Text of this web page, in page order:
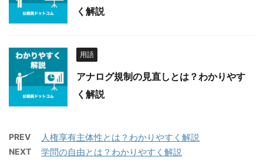
く解説
用語
アナログ規制の見直しとは？わかりやす
く解説
PREV 人権享有主体性とは？わかりやすく解説
NEXT 学問の自由とは？わかりやすく解説